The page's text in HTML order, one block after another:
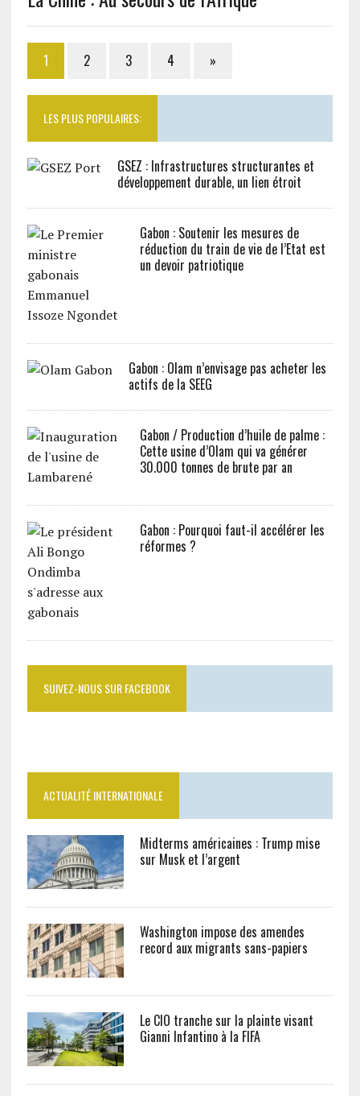
1 2 3 4 »
LES PLUS POPULAIRES:
GSEZ : Infrastructures structurantes et
développement durable, un lien étroit
Gabon : Soutenir les mesures de
réduction du train de vie de l’Etat est
un devoir patriotique
Gabon : Olam n’envisage pas acheter les
actifs de la SEEG
Gabon / Production d’huile de palme :
Cette usine d’Olam qui va générer
30.000 tonnes de brute par an
Gabon : Pourquoi faut-il accélérer les
réformes ?
SUIVEZ-NOUS SUR FACEBOOK
ACTUALITÉ INTERNATIONALE
Midterms américaines : Trump mise
sur Musk et l’argent
Washington impose des amendes
record aux migrants sans-papiers
Le CIO tranche sur la plainte visant
Gianni Infantino à la FIFA